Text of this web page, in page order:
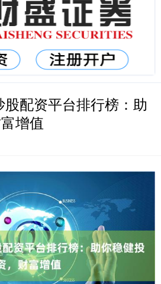
配资平台排行榜：助
增值